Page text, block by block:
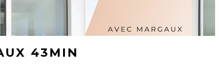
43MIN